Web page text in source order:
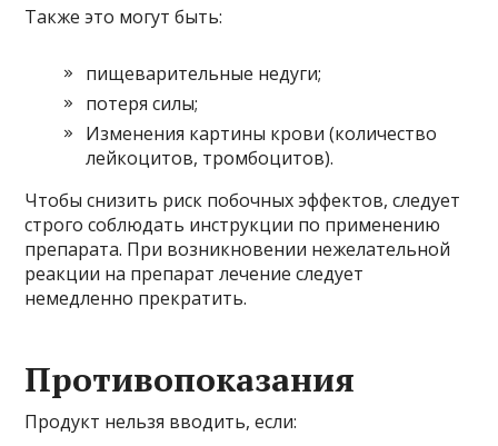
Также это могут быть:
пищеварительные недуги;
потеря силы;
Изменения картины крови (количество
лейкоцитов, тромбоцитов).
Чтобы снизить риск побочных эффектов, следует
строго соблюдать инструкции по применению
препарата. При возникновении нежелательной
реакции на препарат лечение следует
немедленно прекратить.
Противопоказания
Продукт нельзя вводить, если: